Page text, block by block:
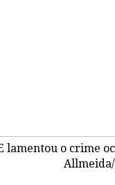
lamentou o crime